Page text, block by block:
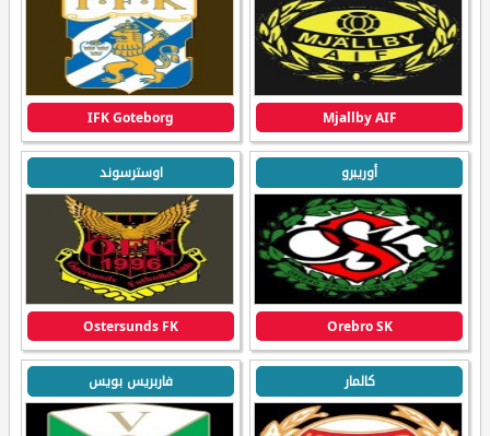
Mjallby AIF
IFK Goteborg
أوريبرو
Orebro SK
اوسترسوند
Ostersunds FK
كالمار فاربريس بويس